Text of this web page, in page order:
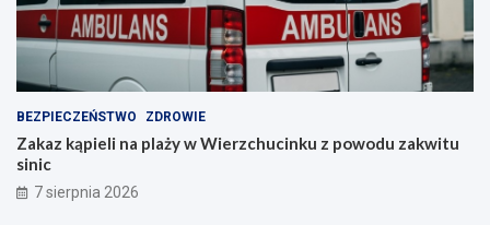
BEZPIECZEŃSTWO ZDROWIE
Zakaz kąpieli na plaży w Wierzchucinku z powodu zakwitu
sinic
7 sierpnia 2026